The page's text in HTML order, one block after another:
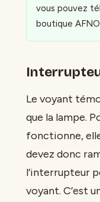
vous pouvez
boutique
Le voyant
que la lampe.
fonctionne,
devez donc
l’interrupteur
voyant. C’est